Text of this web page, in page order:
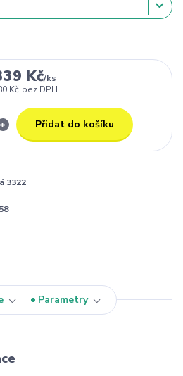
Kč/ks
Kč bez DPH
Přidat do košíku
3322
Parametry